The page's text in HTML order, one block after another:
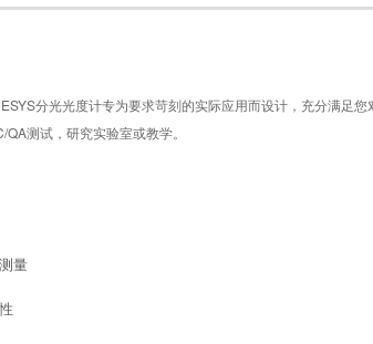
分光光度计专为要求苛刻的实际应用而设计，充分满足您
测试，研究实验室或教学。
量